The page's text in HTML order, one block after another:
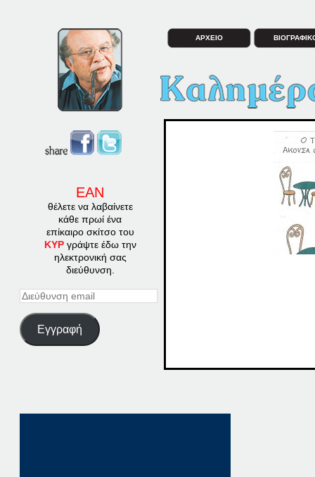
ΕΑΝ
θέλετε να λαβαίνετε
κάθε πρωί ένα
επίκαιρο σκίτσο του
ΚΥΡγράψτε έδω την
ηλεκτρονική σας
διεύθυνση.
Διεύθυνση
Εγγραφή
ΑΡΧΕΙΟ